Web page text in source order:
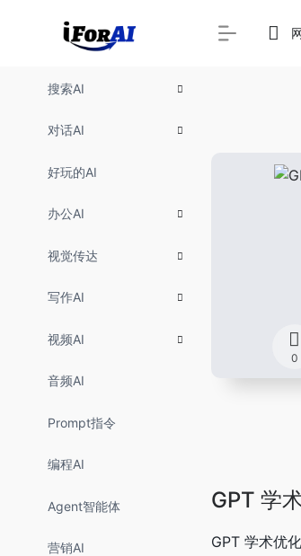
搜索AI
对话AI
好玩的AI
办公AI
视觉传达
写作AI
视频AI
音频AI
Prompt指令
编程AI
Agent智能体
营销AI
0
GPT 学
GPT 学术优